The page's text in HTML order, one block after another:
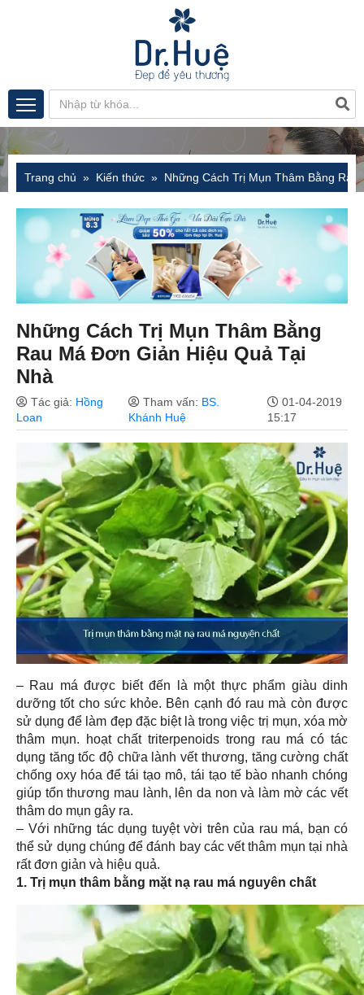
Trang chủ Kiến thức Những Cách Trị Mụn Thâm Bằng
Những Cách Trị Mụn Thâm Bằng
Rau Má Đơn Giản Hiệu Quả Tại
Nhà
Tác giả: Hồng
Loan
Tham vấn: BS.
Khánh Huệ
01-04-2019
15:17
– Rau má được biết đến là một thực phẩm giàu dinh
dưỡng tốt cho sức khỏe. Bên cạnh đó rau mà còn được
sử dụng để làm đẹp đặc biệt là trong việc trị mụn, xóa mờ
thâm mụn. hoạt chất triterpenoids trong rau má có tác
dụng tăng tốc độ chữa lành vết thương, tăng cường chất
chống oxy hóa để tái tạo mô, tái tạo tế bào nhanh chóng
giúp tổn thương mau lành, lên da non và làm mờ các vết
thâm do mụn gây ra.
– Với những tác dụng tuyệt vời trên của rau má, bạn có
thể sử dụng chúng để đánh bay các vết thâm mụn tại nhà
rất đơn giản và hiệu quả.
1. Trị mụn thâm bằng mặt nạ rau má nguyên chất